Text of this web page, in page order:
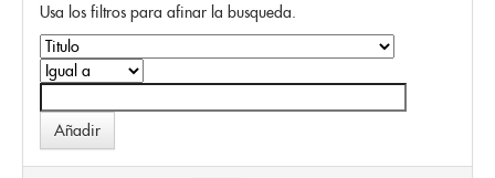
Usa los filtros para afinar la busqueda.